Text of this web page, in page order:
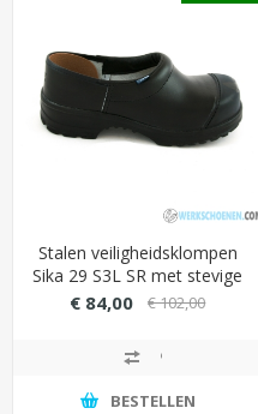
Stalen veiligheidsklompen
Sika 29 S3L SR met stevige
overneus (brandstof- &
€ 84,00 € 102,00
BESTELLEN